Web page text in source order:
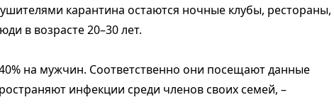
карантина остаются ночные клубы, рестораны,
в возрасте 20–30 лет.
на мужчин. Соответственно они посещают данные
инфекции среди членов своих семей, –